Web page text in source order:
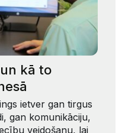
kā to
ietver gan tirgus
gan komunikāciju,
veidošanu, lai